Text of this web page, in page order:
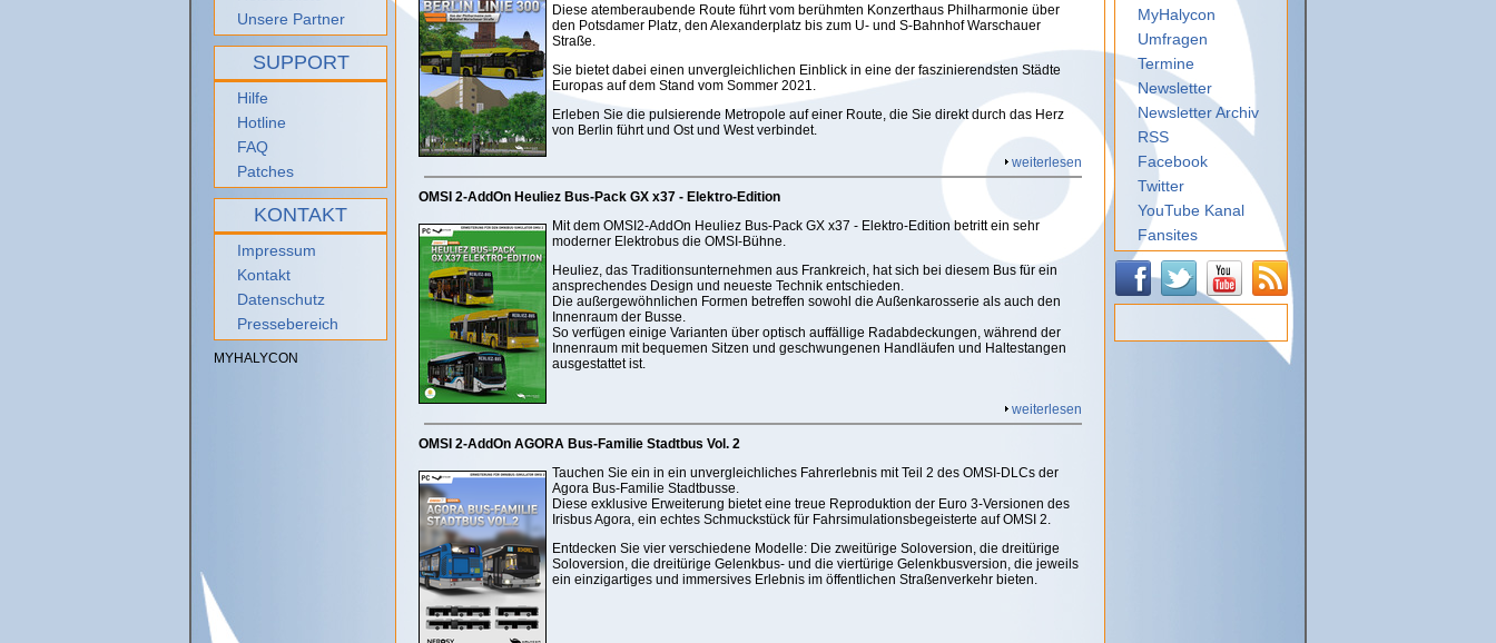
Unsere Partner
SUPPORT
Hilfe
Hotline
FAQ
Patches
KONTAKT
Impressum
Kontakt
Datenschutz
Pressebereich
MYHALYCON
Diese atemberaubende Route führt vom berühmten Konzerthaus Philharmonie über
den Potsdamer Platz, den Alexanderplatz bis zum U- und S-Bahnhof Warschauer
Straße.
Sie bietet dabei einen unvergleichlichen Einblick in eine der faszinierendsten Städte
Europas auf dem Stand vom Sommer 2021.
Erleben Sie die pulsierende Metropole auf einer Route, die Sie direkt durch das Herz
von Berlin führt und Ost und West verbindet.
weiterlesen
OMSI 2-AddOn Heuliez Bus-Pack GX x37 - Elektro-Edition
Mit dem OMSI2-AddOn Heuliez Bus-Pack GX x37 - Elektro-Edition betritt ein sehr
moderner Elektrobus die OMSI-Bühne.
Heuliez, das Traditionsunternehmen aus Frankreich, hat sich bei diesem Bus für ein
ansprechendes Design und neueste Technik entschieden.
Die außergewöhnlichen Formen betreffen sowohl die Außenkarosserie als auch den
Innenraum der Busse.
So verfügen einige Varianten über optisch auffällige Radabdeckungen, während der
Innenraum mit bequemen Sitzen und geschwungenen Handläufen und Haltestangen
ausgestattet ist.
weiterlesen
OMSI 2-AddOn AGORA Bus-Familie Stadtbus Vol. 2
Tauchen Sie ein in ein unvergleichliches Fahrerlebnis mit Teil 2 des OMSI-DLCs der
Agora Bus-Familie Stadtbusse.
Diese exklusive Erweiterung bietet eine treue Reproduktion der Euro 3-Versionen des
Irisbus Agora, ein echtes Schmuckstück für Fahrsimulationsbegeisterte auf OMSI 2.
Entdecken Sie vier verschiedene Modelle: Die zweitürige Soloversion, die dreitürige
Soloversion, die dreitürige Gelenkbus- und die viertürige Gelenkbusversion, die jeweils
ein einzigartiges und immersives Erlebnis im öffentlichen Straßenverkehr bieten.
MyHalycon
Umfragen
Termine
Newsletter
Newsletter Archiv
RSS
Facebook
Twitter
YouTube Kanal
Fansites